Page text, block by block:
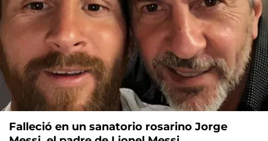
Falleció en un sanatorio rosarino Jorge